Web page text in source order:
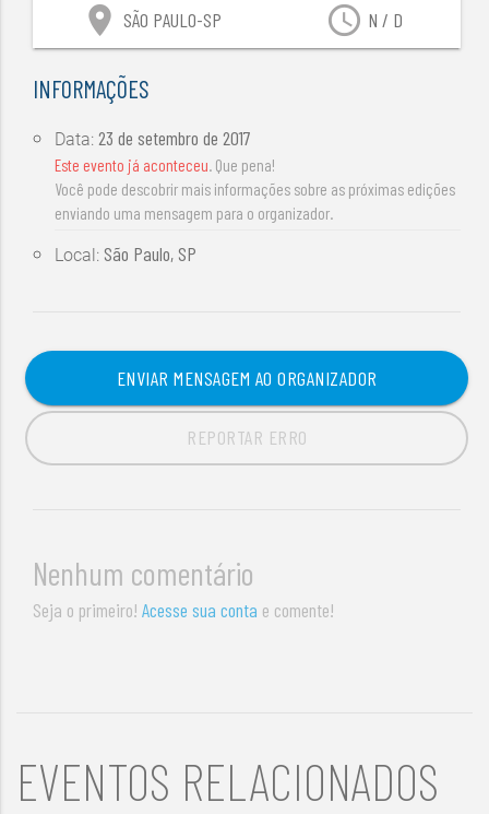
access_time N / D
location_on SÃO PAULO-SP
INFORMAÇÕES
Data:23 de setembro de 2017
Este evento já aconteceu. Que pena!
Você pode descobrir mais informações sobre as próximas edições
enviando uma mensagem para o organizador.
Local: São Paulo, SP
ENVIAR MENSAGEM AO ORGANIZADOR
REPORTAR ERRO
Nenhum comentário
Seja o primeiro!Acesse sua conta e comente!
EVENTOS RELACIONADOS